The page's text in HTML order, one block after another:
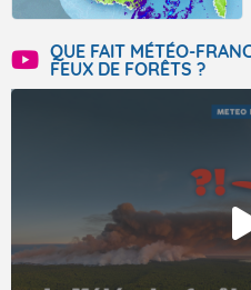
QUE FAIT MÉTÉO-
FEUX DE FORÊTS ?